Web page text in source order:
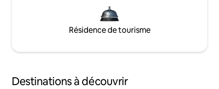
Résidence de tourisme
Destinations à découvrir